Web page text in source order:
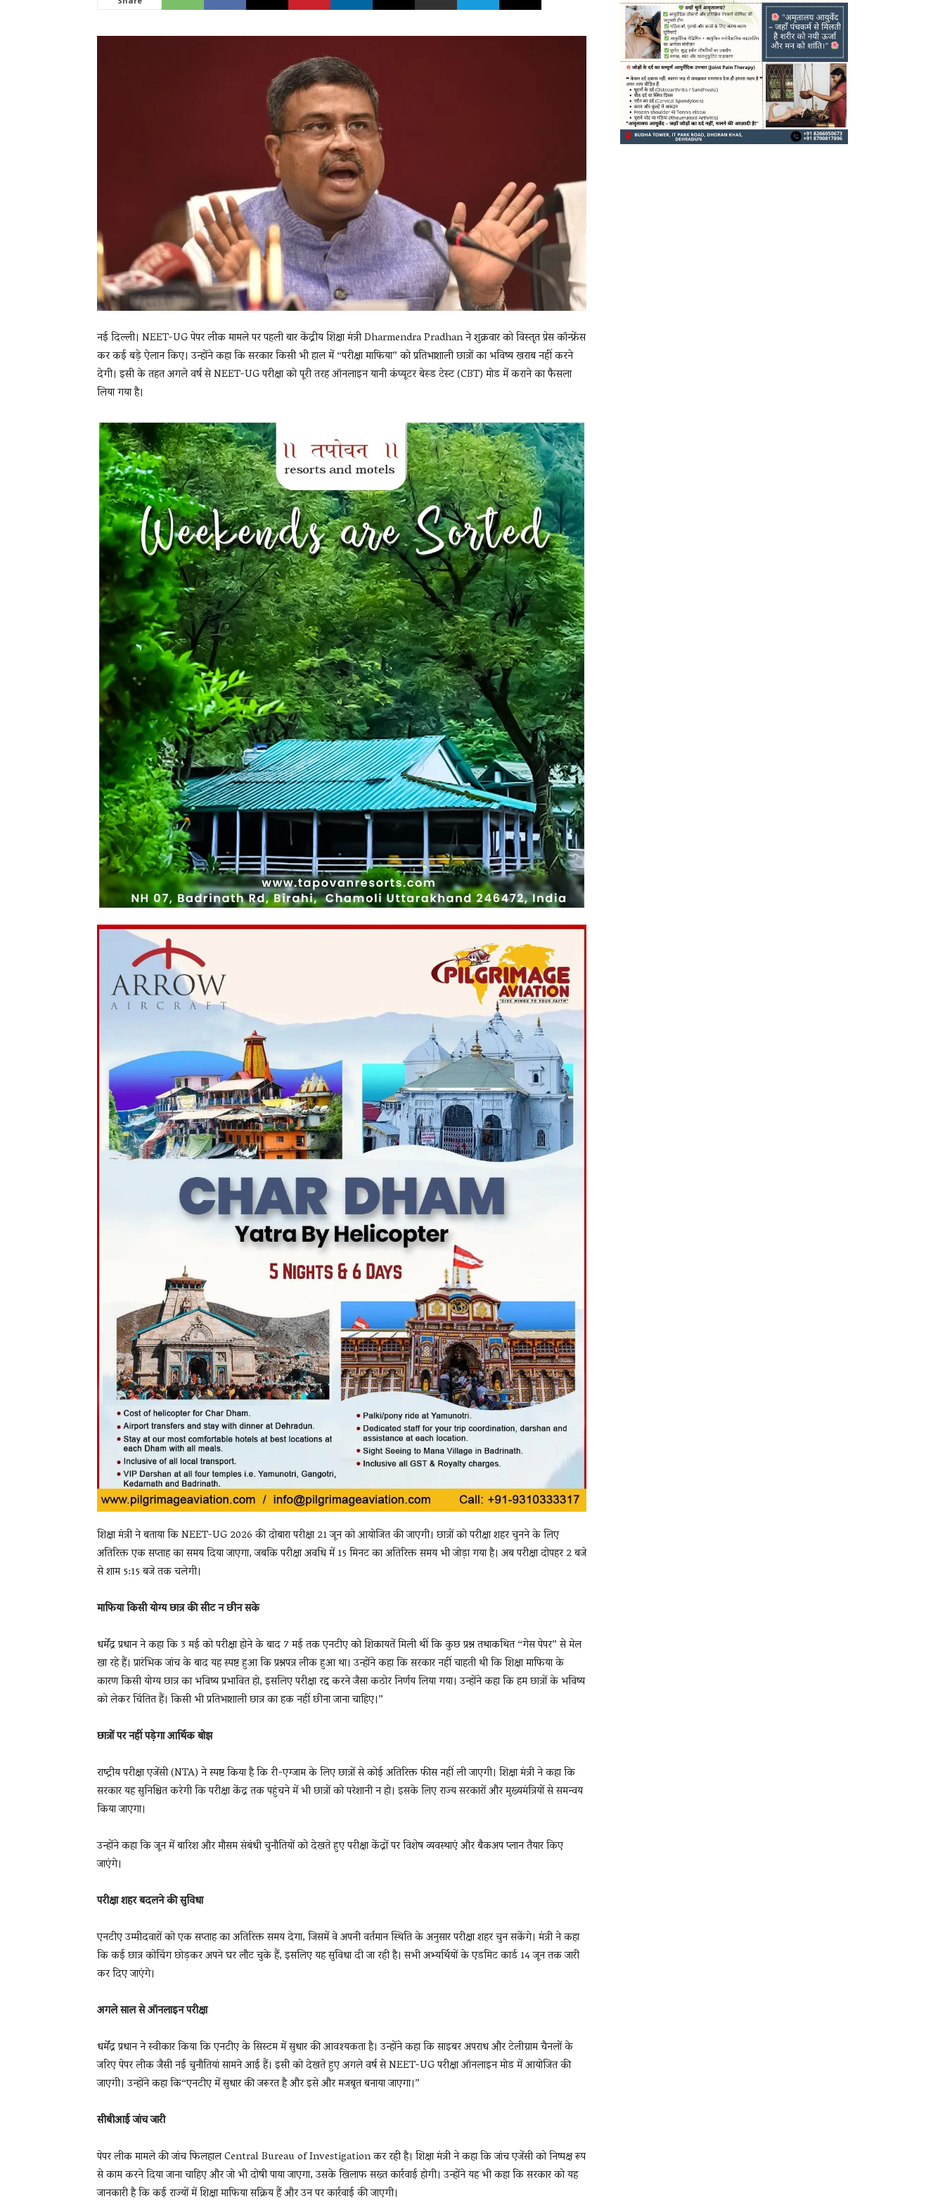
नई दिल्ली। NEET-UG पेपर लीक मामले पर पहली बार केंद्रीय शिक्षा मंत्री Dharmendra Pradhan ने शुक्रवार को विस्तृत प्रेस कॉन्फ्रेंस
कर कई बड़े ऐलान किए। उन्होंने कहा कि सरकार किसी भी हाल में “परीक्षा माफिया” को प्रतिभाशाली छात्रों का भविष्य खराब नहीं करने
देगी। इसी के तहत अगले वर्ष से NEET-UG परीक्षा को पूरी तरह ऑनलाइन यानी कंप्यूटर बेस्ड टेस्ट (CBT) मोड में कराने का फैसला
लिया गया है।
शिक्षा मंत्री ने बताया कि NEET-UG 2026 की दोबारा परीक्षा 21 जून को आयोजित की जाएगी। छात्रों को परीक्षा शहर चुनने के लिए
अतिरिक्त एक सप्ताह का समय दिया जाएगा, जबकि परीक्षा अवधि में 15 मिनट का अतिरिक्त समय भी जोड़ा गया है। अब परीक्षा दोपहर 2 बजे
से शाम 5:15 बजे तक चलेगी।
माफिया किसी योग्य छात्र की सीट न छीन सके
धर्मेंद्र प्रधान ने कहा कि 3 मई को परीक्षा होने के बाद 7 मई तक एनटीए को शिकायतें मिली थीं कि कुछ प्रश्न तथाकथित “गेस पेपर” से मेल
खा रहे हैं। प्रारंभिक जांच के बाद यह स्पष्ट हुआ कि प्रश्नपत्र लीक हुआ था। उन्होंने कहा कि सरकार नहीं चाहती थी कि शिक्षा माफिया के
कारण किसी योग्य छात्र का भविष्य प्रभावित हो, इसलिए परीक्षा रद्द करने जैसा कठोर निर्णय लिया गया। उन्होंने कहा कि हम छात्रों के भविष्य
को लेकर चिंतित हैं। किसी भी प्रतिभाशाली छात्र का हक नहीं छीना जाना चाहिए।”
छात्रों पर नहीं पड़ेगा आर्थिक बोझ
राष्ट्रीय परीक्षा एजेंसी (NTA) ने स्पष्ट किया है कि री-एग्जाम के लिए छात्रों से कोई अतिरिक्त फीस नहीं ली जाएगी। शिक्षा मंत्री ने कहा कि
सरकार यह सुनिश्चित करेगी कि परीक्षा केंद्र तक पहुंचने में भी छात्रों को परेशानी न हो। इसके लिए राज्य सरकारों और मुख्यमंत्रियों से समन्वय
किया जाएगा।
उन्होंने कहा कि जून में बारिश और मौसम संबंधी चुनौतियों को देखते हुए परीक्षा केंद्रों पर विशेष व्यवस्थाएं और बैकअप प्लान तैयार किए
जाएंगे।
परीक्षा शहर बदलने की सुविधा
एनटीए उम्मीदवारों को एक सप्ताह का अतिरिक्त समय देगा, जिसमें वे अपनी वर्तमान स्थिति के अनुसार परीक्षा शहर चुन सकेंगे। मंत्री ने कहा
कि कई छात्र कोचिंग छोड़कर अपने घर लौट चुके हैं, इसलिए यह सुविधा दी जा रही है। सभी अभ्यर्थियों के एडमिट कार्ड 14 जून तक जारी
कर दिए जाएंगे।
अगले साल से ऑनलाइन परीक्षा
धर्मेंद्र प्रधान ने स्वीकार किया कि एनटीए के सिस्टम में सुधार की आवश्यकता है। उन्होंने कहा कि साइबर अपराध और टेलीग्राम चैनलों के
जरिए पेपर लीक जैसी नई चुनौतियां सामने आई हैं। इसी को देखते हुए अगले वर्ष से NEET-UG परीक्षा ऑनलाइन मोड में आयोजित की
जाएगी। उन्होंने कहा कि“एनटीए में सुधार की जरूरत है और इसे और मजबूत बनाया जाएगा।”
सीबीआई जांच जारी
पेपर लीक मामले की जांच फिलहाल Central Bureau of Investigation कर रही है। शिक्षा मंत्री ने कहा कि जांच एजेंसी को निष्पक्ष रूप
से काम करने दिया जाना चाहिए और जो भी दोषी पाया जाएगा, उसके खिलाफ सख्त कार्रवाई होगी। उन्होंने यह भी कहा कि सरकार को यह
जानकारी है कि कई राज्यों में शिक्षा माफिया सक्रिय हैं और उन पर कार्रवाई की जाएगी।